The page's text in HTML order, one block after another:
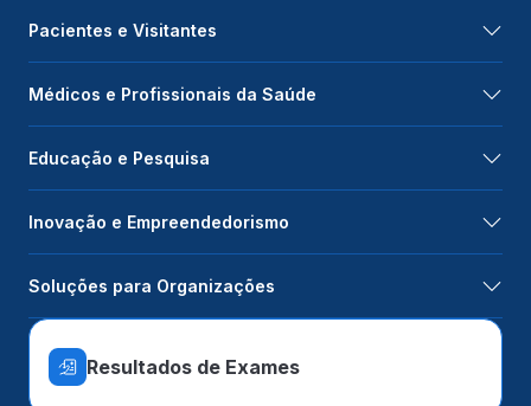
Pacientes e Visitantes
Médicos e Profissionais da Saúde
Educação e Pesquisa
Inovação e Empreendedorismo
Soluções para Organizações
Resultados de Exames